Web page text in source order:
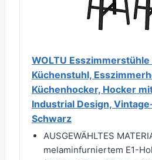
WOLTU Esszimmerstühle
Küchenstuhl,
Küchenhocker, Hocker
Industrial Design,
Schwarz
AUSGEWÄHLTES
melaminfurniertem E1-